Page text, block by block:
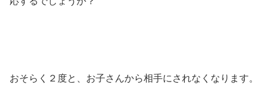
おそらく２度と、お子さんから相手にされなくなります。